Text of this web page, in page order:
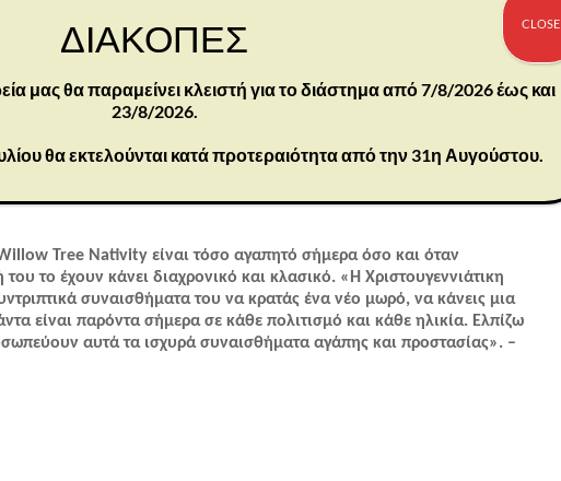
η συλλογή Willow Tree Nativity συνεχίζεται ως οικογενειακή
Περιλαμβάνει τη Μαρία, τον Ιωσήφ, τον βοσκό, τον γάιδαρο και
νερό ή διαλύτες καθαρισμού.
για ενήλικες.
Tree Nativity είναι τόσο αγαπητό σήμερα όσο και όταν
το έχουν κάνει διαχρονικό και κλασικό. «Η Χριστουγεννιάτικη
συναισθήματα του να κρατάς ένα νέο μωρό, να κάνεις μια
είναι παρόντα σήμερα σε κάθε πολιτισμό και κάθε ηλικία. Ελπίζω
αυτά τα ισχυρά συναισθήματα αγάπης και προστασίας». –
ΔΙΑΚΟΠΕΣ
μας θα παραμείνει κλειστή για το διάστημα από 7/8/2026 έως και
23/8/2026.
θα εκτελούνται κατά προτεραιότητα από την 31η Αυγούστου.
CLOSE